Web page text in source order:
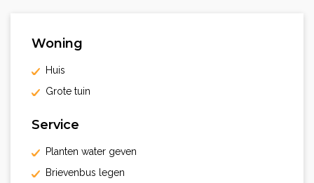
Woning
Huis
Grote tuin
Service
Planten water geven
Brievenbus legen